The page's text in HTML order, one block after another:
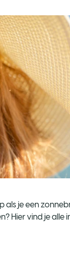
als je een
Hier vind je